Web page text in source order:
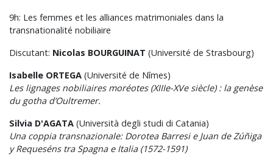
9h: Les femmes et les alliances matrimoniales dans la
transnationalité nobiliaire
Discutant: Nicolas BOURGUINAT (Université de Strasbourg)
Isabelle ORTEGA (Université de Nîmes)
Les lignages nobiliaires moréotes (XIIIe-XVe siècle) : la genèse
du gotha d’Oultremer.
Silvia D'AGATA (Università degli studi di Catania)
Una coppia transnazionale: Dorotea Barresi e Juan de Zúñiga
y Requeséns tra Spagna e Italia (1572-1591)